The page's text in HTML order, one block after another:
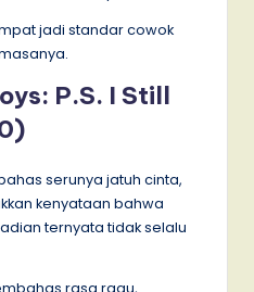
jadi standar cowok
P.S. I Still
serunya jatuh cinta,
kenyataan bahwa
ternyata tidak selalu
rasa ragu,